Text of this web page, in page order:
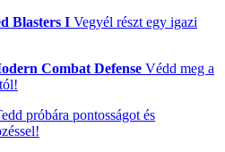
Blasters I Vegyél részt egy igazi
Combat Defense Védd meg a
próbára pontosságot és